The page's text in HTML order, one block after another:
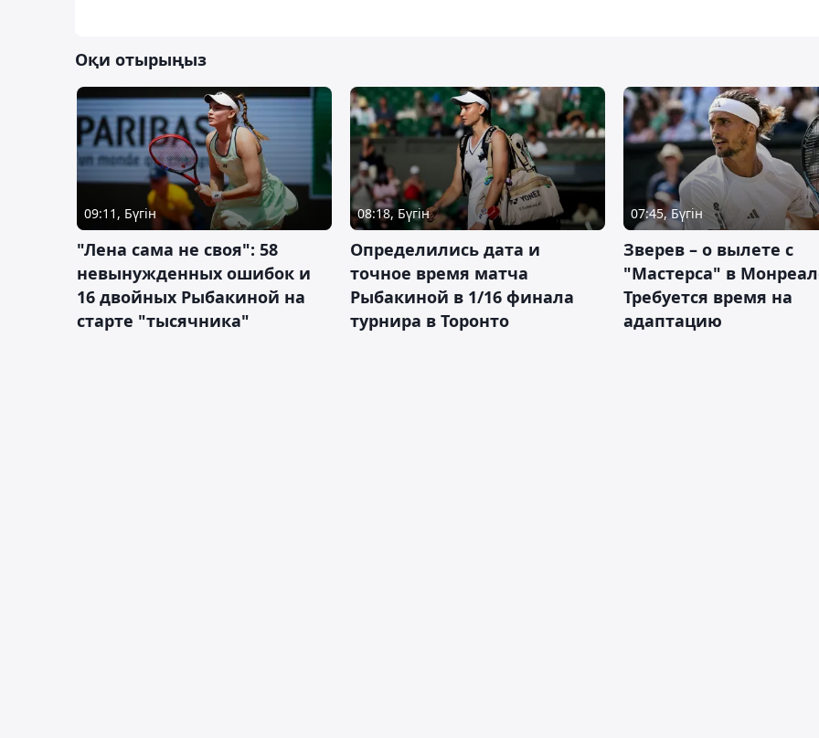
Оқи отырыңыз
09:11, Бүгін
"Лена сама не своя": 58
невынужденных ошибок и
16 двойных Рыбакиной на
старте "тысячника"
08:18, Бүгін
Определились дата и
точное время матча
Рыбакиной в 1/16 финала
турнира в Торонто
07:45, Бүгін
Зверев – о вылете с
"Мастерса" в
Требуется время на
адаптацию